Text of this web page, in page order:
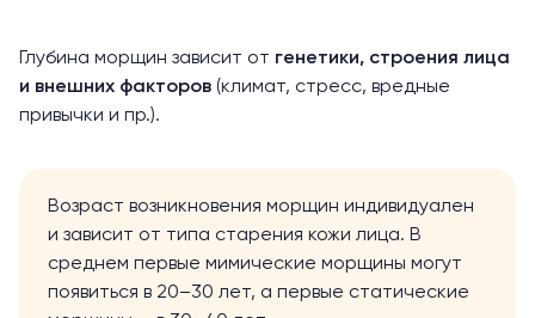
Глубина морщин зависит от генетики, строения лица
и внешних факторов (климат, стресс, вредные
привычки и пр.).
Возраст возникновения морщин индивидуален
и зависит от типа старения кожи лица. В
среднем первые мимические морщины могут
появиться в 20–30 лет, а первые статические